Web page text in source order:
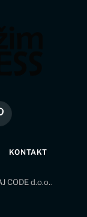
KONTAKT
CODE d.o.o..